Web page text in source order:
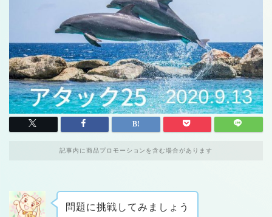
記事内に商品プロモーションを含む場合があります
問題に挑戦してみましょう